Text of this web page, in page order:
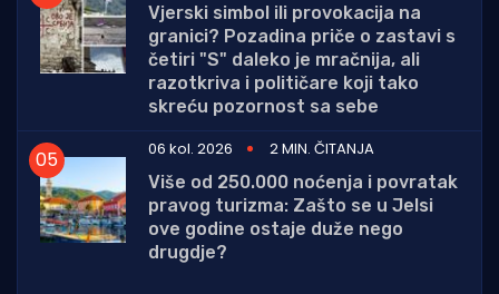
Vjerski simbol ili provokacija na
granici? Pozadina priče o zastavi s
četiri "S" daleko je mračnija, ali
razotkriva i političare koji tako
skreću pozornost sa sebe
06 kol. 2026
2 MIN. ČITANJA
Više od 250.000 noćenja i povratak
pravog turizma: Zašto se u Jelsi
ove godine ostaje duže nego
drugdje?